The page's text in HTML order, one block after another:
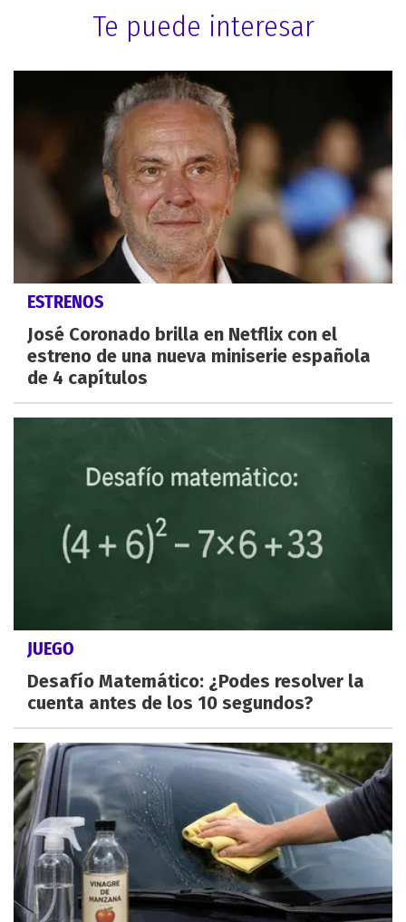
Te puede interesar
ESTRENOS
José Coronado brilla en Netflix con el
estreno de una nueva miniserie española
de 4 capítulos
JUEGO
Desafío Matemático: ¿Podes resolver la
cuenta antes de los 10 segundos?